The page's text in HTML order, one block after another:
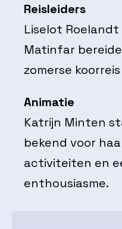
Reisleiders
Liselot Roelandt
Matinfar
zomerse
Animatie
Katrijn Minten
bekend voor
activiteiten en
enthousiasme.